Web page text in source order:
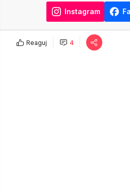
Instagram
Reaguj 4